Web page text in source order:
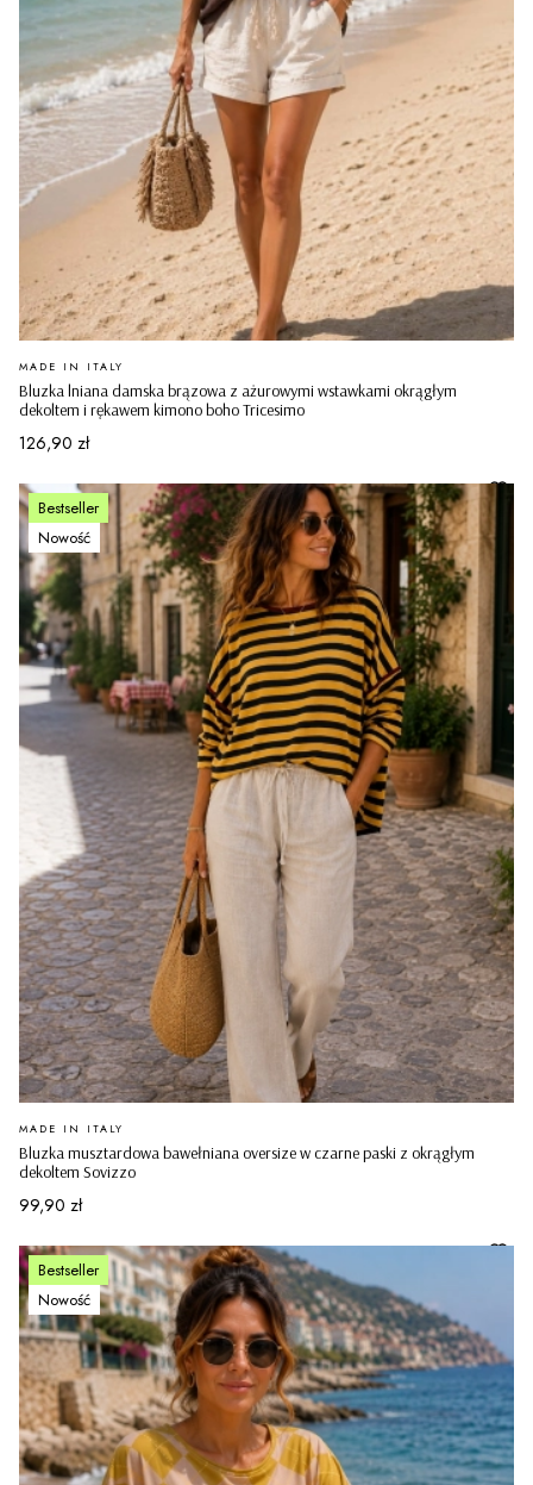
Bluzka lniana damska brązowa z ażurowymi wstawkami okrągłym
dekoltem i rękawem kimono boho Tricesimo
PRODUCENT
MADE IN ITALY
Cena
126,90 zł
Bestseller
Nowość
Bluzka musztardowa bawełniana oversize w czarne paski z okrągłym
dekoltem Sovizzo
PRODUCENT
MADE IN ITALY
Cena
99,90 zł
Bestseller
Nowość